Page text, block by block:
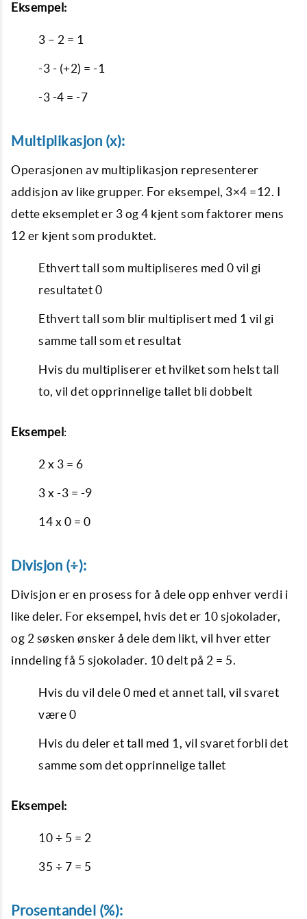
Eksempel:
3 – 2 = 1
-3 - (+2) = -1
-3 -4 = -7
Multiplikasjon (x):
Operasjonen av multiplikasjon representerer
addisjon av like grupper. For eksempel, 3×4 =12. I
dette eksemplet er 3 og 4 kjent som faktorer mens
12 er kjent som produktet.
Ethvert tall som multipliseres med 0 vil gi
resultatet 0
Ethvert tall som blir multiplisert med 1 vil gi
samme tall som et resultat
Hvis du multipliserer et hvilket som helst tall
to, vil det opprinnelige tallet bli dobbelt
Eksempel:
2 x 3 = 6
3 x -3 = -9
14 x 0 = 0
Divisjon (÷):
Divisjon er en prosess for å dele opp enhver verdi i
like deler. For eksempel, hvis det er 10 sjokolader,
og 2 søsken ønsker å dele dem likt, vil hver etter
inndeling få 5 sjokolader. 10 delt på 2 = 5.
Hvis du vil dele 0 med et annet tall, vil svaret
være 0
Hvis du deler et tall med 1, vil svaret forbli det
samme som det opprinnelige tallet
Eksempel:
10 ÷ 5 = 2
35 ÷ 7 = 5
Prosentandel (%):